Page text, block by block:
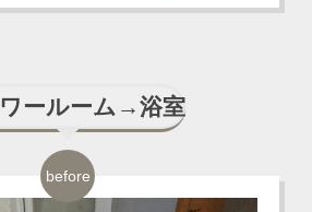
ールーム→浴室
before